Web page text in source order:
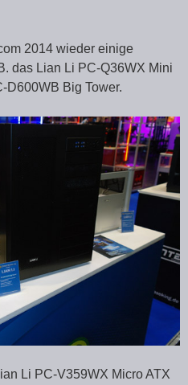
2014 wieder einige
das Lian Li PC-Q36WX Mini
D600WB Big Tower.
Li PC-V359WX Micro ATX